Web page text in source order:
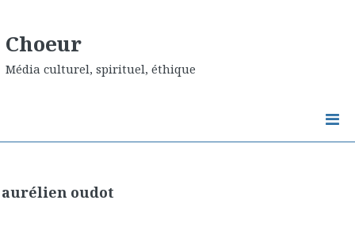
Choeur
Média culturel, spirituel, éthique
aurélien oudot